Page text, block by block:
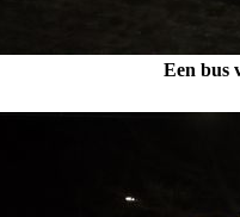
Een bus